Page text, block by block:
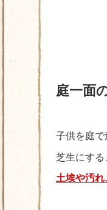
庭一面
子供を庭で
芝生にす
土埃や汚